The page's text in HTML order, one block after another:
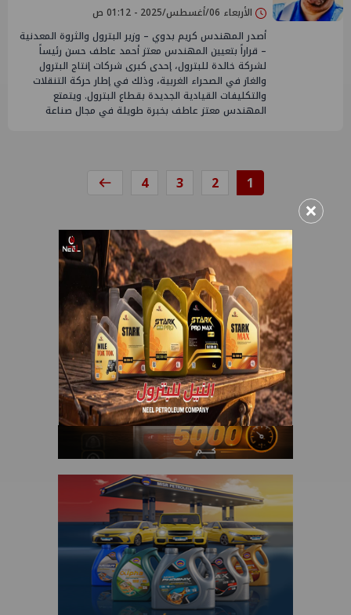
الأربعاء 06/أغسطس/2025 - 01:12 ص
أصدر المهندس كريم بدوي – وزير البترول والثروة المعدنية
– قراراً بتعيين المهندس معتز أحمد عاطف حسن رئيساً
لشركة خالدة للبترول، إحدى كبرى شركات إنتاج البترول
والغاز في الصحراء الغربية، وذلك في إطار حركة التنقلات
والتكليفات القيادية الجديدة بقطاع البترول. ويتمتع
المهندس معتز عاطف بخبرة طويلة في مجال صناعة
1
2
3
4
×